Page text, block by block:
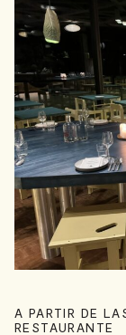
A PARTIR DE
RESTAURANTE